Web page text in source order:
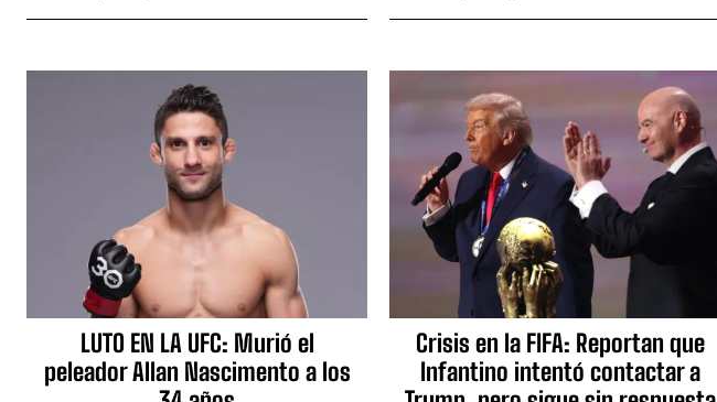
LUTO EN LA UFC: Murió el
peleador Allan Nascimento a los
Crisis en la FIFA: Reportan que
Infantino intentó contactar a